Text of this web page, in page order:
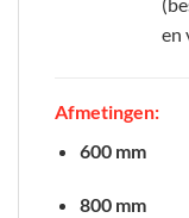
en
Afmetingen:
600 mm
800 mm